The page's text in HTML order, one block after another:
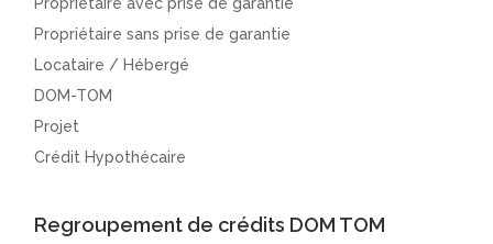
Propriétaire sans prise de garantie
Locataire / Hébergé
DOM-TOM
Projet
Crédit Hypothécaire
Regroupement de crédits DOM TOM